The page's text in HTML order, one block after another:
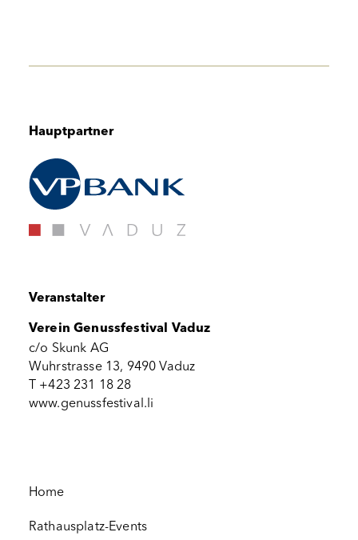
Hauptpartner
Veranstalter
Verein Genussfestival Vaduz
c/o Skunk AG
Wuhrstrasse 13, 9490 Vaduz
T +423 231 18 28
www.genussfestival.li
Home
Rathausplatz-Events